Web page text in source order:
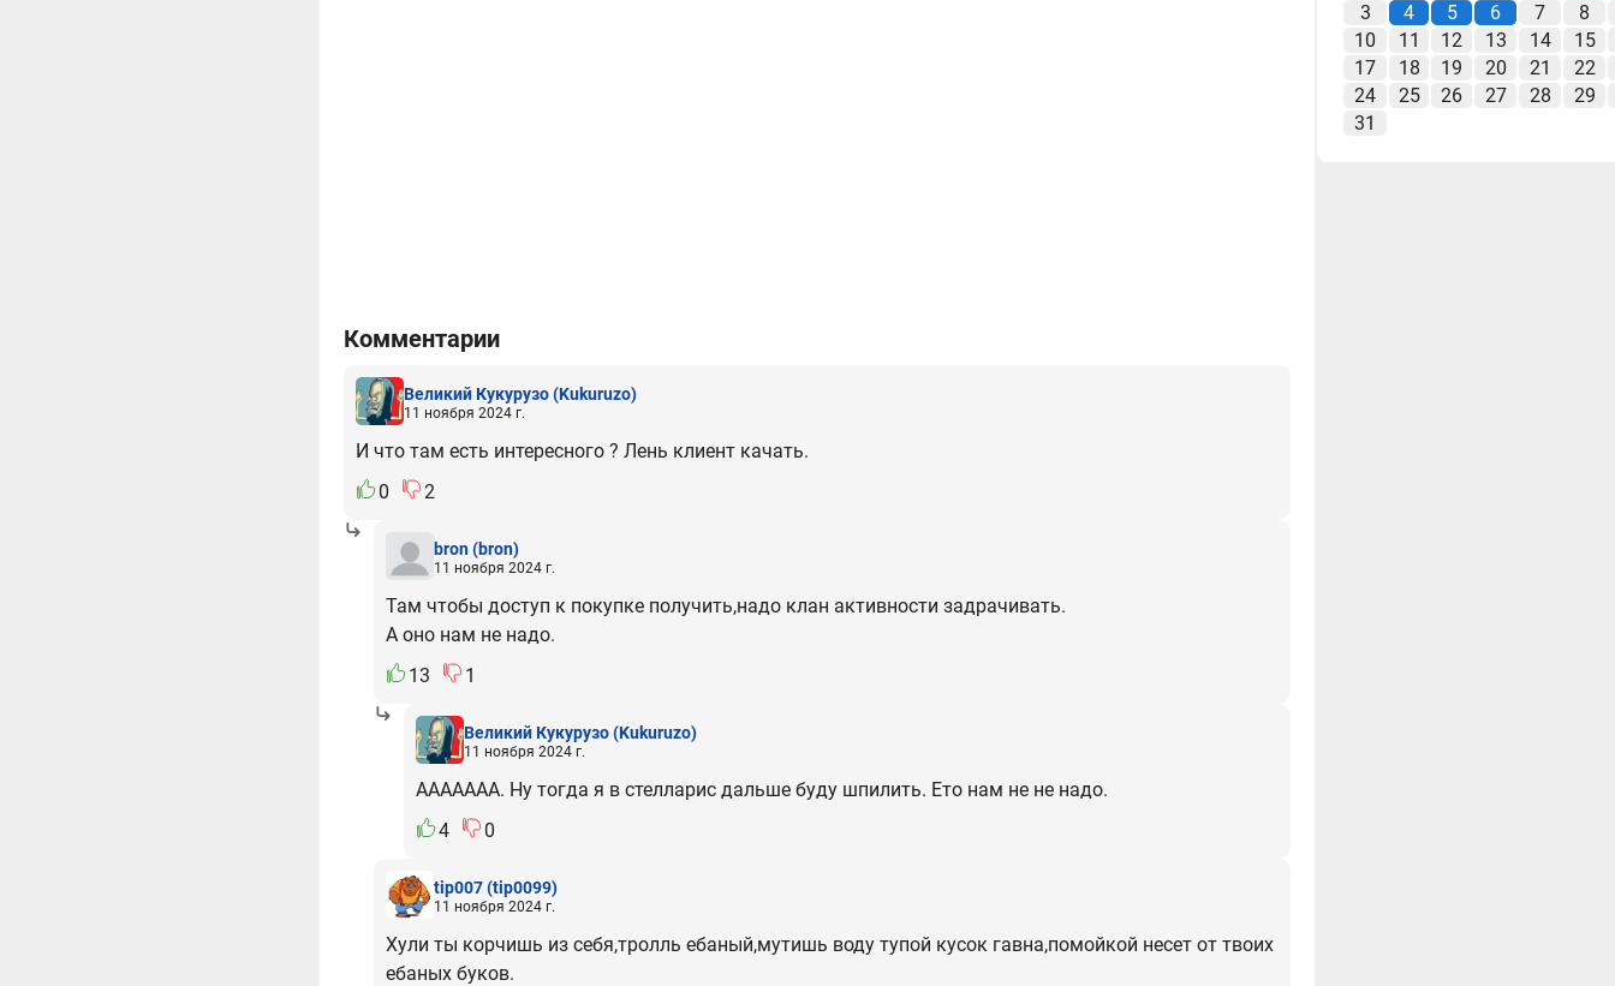
Комментарии
Великий Кукурузо(Kukuruzo)
11 ноября 2024 г.
И что там есть интересного ? Лень клиент качать.
0
2
bron(bron)
11 ноября 2024 г.
Там чтобы доступ к покупке получить,надо клан активности задрачивать.
А оно нам не надо.
13
1
Великий Кукурузо(Kukuruzo)
11 ноября 2024 г.
ААААААА. Ну тогда я в стелларис дальше буду шпилить. Ето нам не не надо.
4
0
tip007(tip0099)
11 ноября 2024 г.
Хули ты корчишь из себя,тролль ебаный,мутишь воду тупой кусок гавна,помойкой несет от твоих
ебаных буков.
3
4 5 6 7
8
10
11 12 13 14
15
17
18 19 20 21
22
24
25 26 27 28
29
31